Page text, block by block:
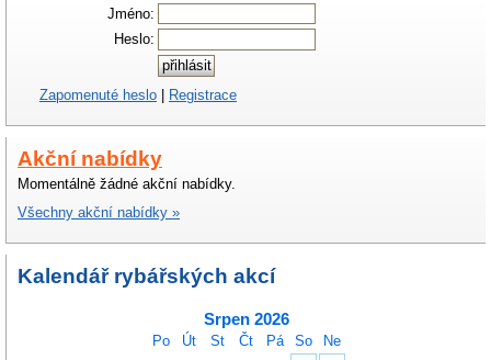
Jméno:
Heslo:
Zapomenuté heslo | Registrace
Akční nabídky
Momentálně žádné akční nabídky.
Všechny akční nabídky »
Kalendář rybářských akcí
Srpen 2026
Po Út St Čt Pá So
Ne